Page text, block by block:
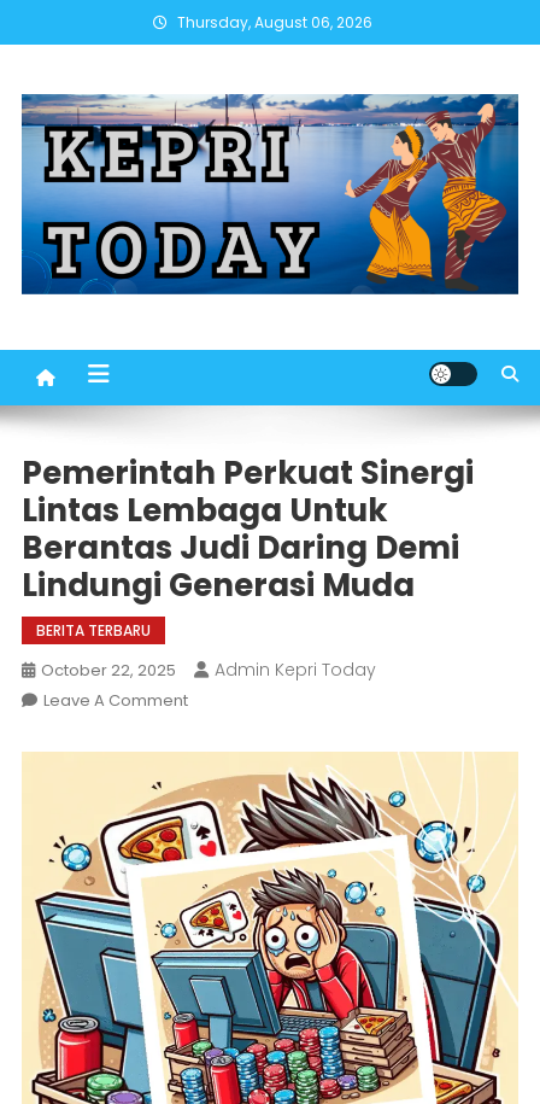
to
Thursday, August 06, 2026
Pemerintah Perkuat Sinergi
Lintas Lembaga Untuk
Berantas Judi Daring Demi
Lindungi Generasi Muda
BERITA TERBARU
October 22, 2025 Admin Kepri Today
Leave A CommentOn
Perkuat
Sinergi
Lintas
Lembaga
Untuk
Berantas
Judi
Daring
Demi
Lindungi
Generasi
Muda